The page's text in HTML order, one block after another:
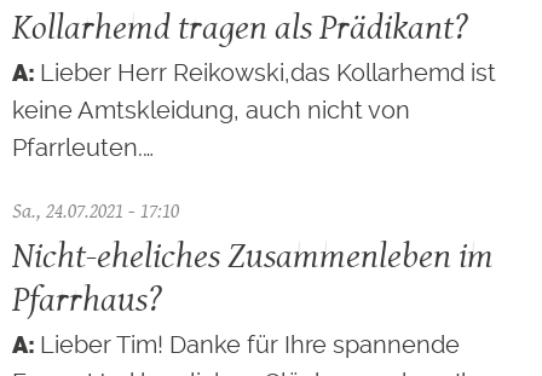
Kollarhemd tragen als Prädikant?
Lieber Herr Reikowski,das Kollarhemd ist
keine Amtskleidung, auch nicht von
Pfarrleuten.…
Sa., 24.07.2021 - 17:10
Nicht-eheliches Zusammenleben im
Pfarrhaus?
Lieber Tim! Danke für Ihre spannende